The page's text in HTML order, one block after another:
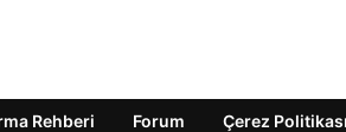
Rehberi Forum Çerez Politikası